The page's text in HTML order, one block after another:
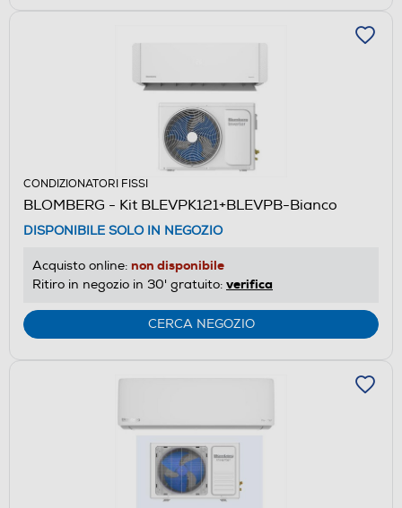
CONDIZIONATORI FISSI
BLOMBERG - Kit BLEVPK121+BLEVPB-Bianco
DISPONIBILE SOLO IN NEGOZIO
Acquisto online: non disponibile
Ritiro in negozio in 30' gratuito: verifica
CERCA NEGOZIO